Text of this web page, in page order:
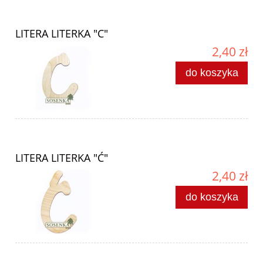
LITERA LITERKA "C"
2,40 zł
do koszyka
LITERA LITERKA "Ć"
2,40 zł
do koszyka